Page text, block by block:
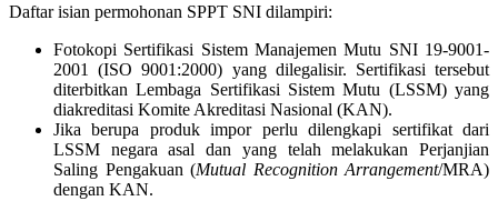
Daftar isian permohonan SPPT SNI dilampiri:
Fotokopi Sertifikasi Sistem Manajemen Mutu SNI 19-9001-
2001 (ISO 9001:2000) yang dilegalisir. Sertifikasi tersebut
diterbitkan Lembaga Sertifikasi Sistem Mutu (LSSM) yang
diakreditasi Komite Akreditasi Nasional (KAN).
Jika berupa produk impor perlu dilengkapi sertifikat dari
LSSM negara asal dan yang telah melakukan Perjanjian
Saling Pengakuan (Mutual Recognition Arrangement/MRA)
dengan KAN.